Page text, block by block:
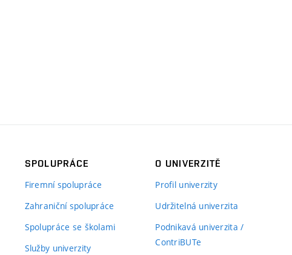
SPOLUPRÁCE
Firemní spolupráce
Zahraniční spolupráce
Spolupráce se školami
Služby univerzity
O UNIVERZITĚ
Profil univerzity
Udržitelná univerzita
Podnikavá univerzita /
ContriBUTe